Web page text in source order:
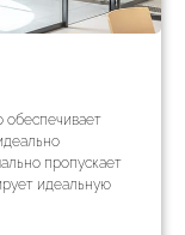
обеспечивает
пропускает
идеальную